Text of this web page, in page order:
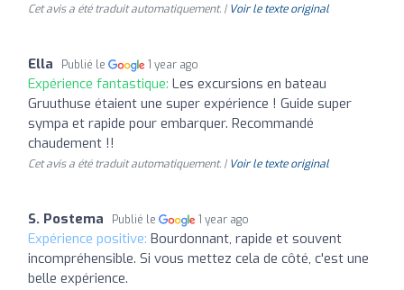
Cet avis a été traduit automatiquement. | Voir le texte original
Ella Publié le 1 year ago
Expérience fantastique: Les excursions en bateau
Gruuthuse étaient une super expérience ! Guide super
sympa et rapide pour embarquer. Recommandé
chaudement !!
Cet avis a été traduit automatiquement. | Voir le texte original
S. Postema Publié le 1 year ago
Expérience positive: Bourdonnant, rapide et souvent
incompréhensible. Si vous mettez cela de côté, c'est une
belle expérience.